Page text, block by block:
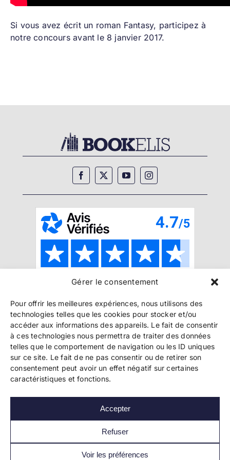
Gérer le consentement
Pour offrir les meilleures expériences, nous utilisons des
technologies telles que les cookies pour stocker et/ou
accéder aux informations des appareils. Le fait de consentir
à ces technologies nous permettra de traiter des données
telles que le comportement de navigation ou les ID uniques
sur ce site. Le fait de ne pas consentir ou de retirer son
consentement peut avoir un effet négatif sur certaines
caractéristiques et fonctions.
Accepter
Refuser
Voir les préférences
Si vous avez écrit un roman Fantasy, participez à
notre concours avant le 8 janvier 2017.
Mentions légales–Politique de confidentialité–
Paiement et sécurité
Les liens essentiels
Découvrir l’autoédition
Imprimer un livre
Conseils de pros